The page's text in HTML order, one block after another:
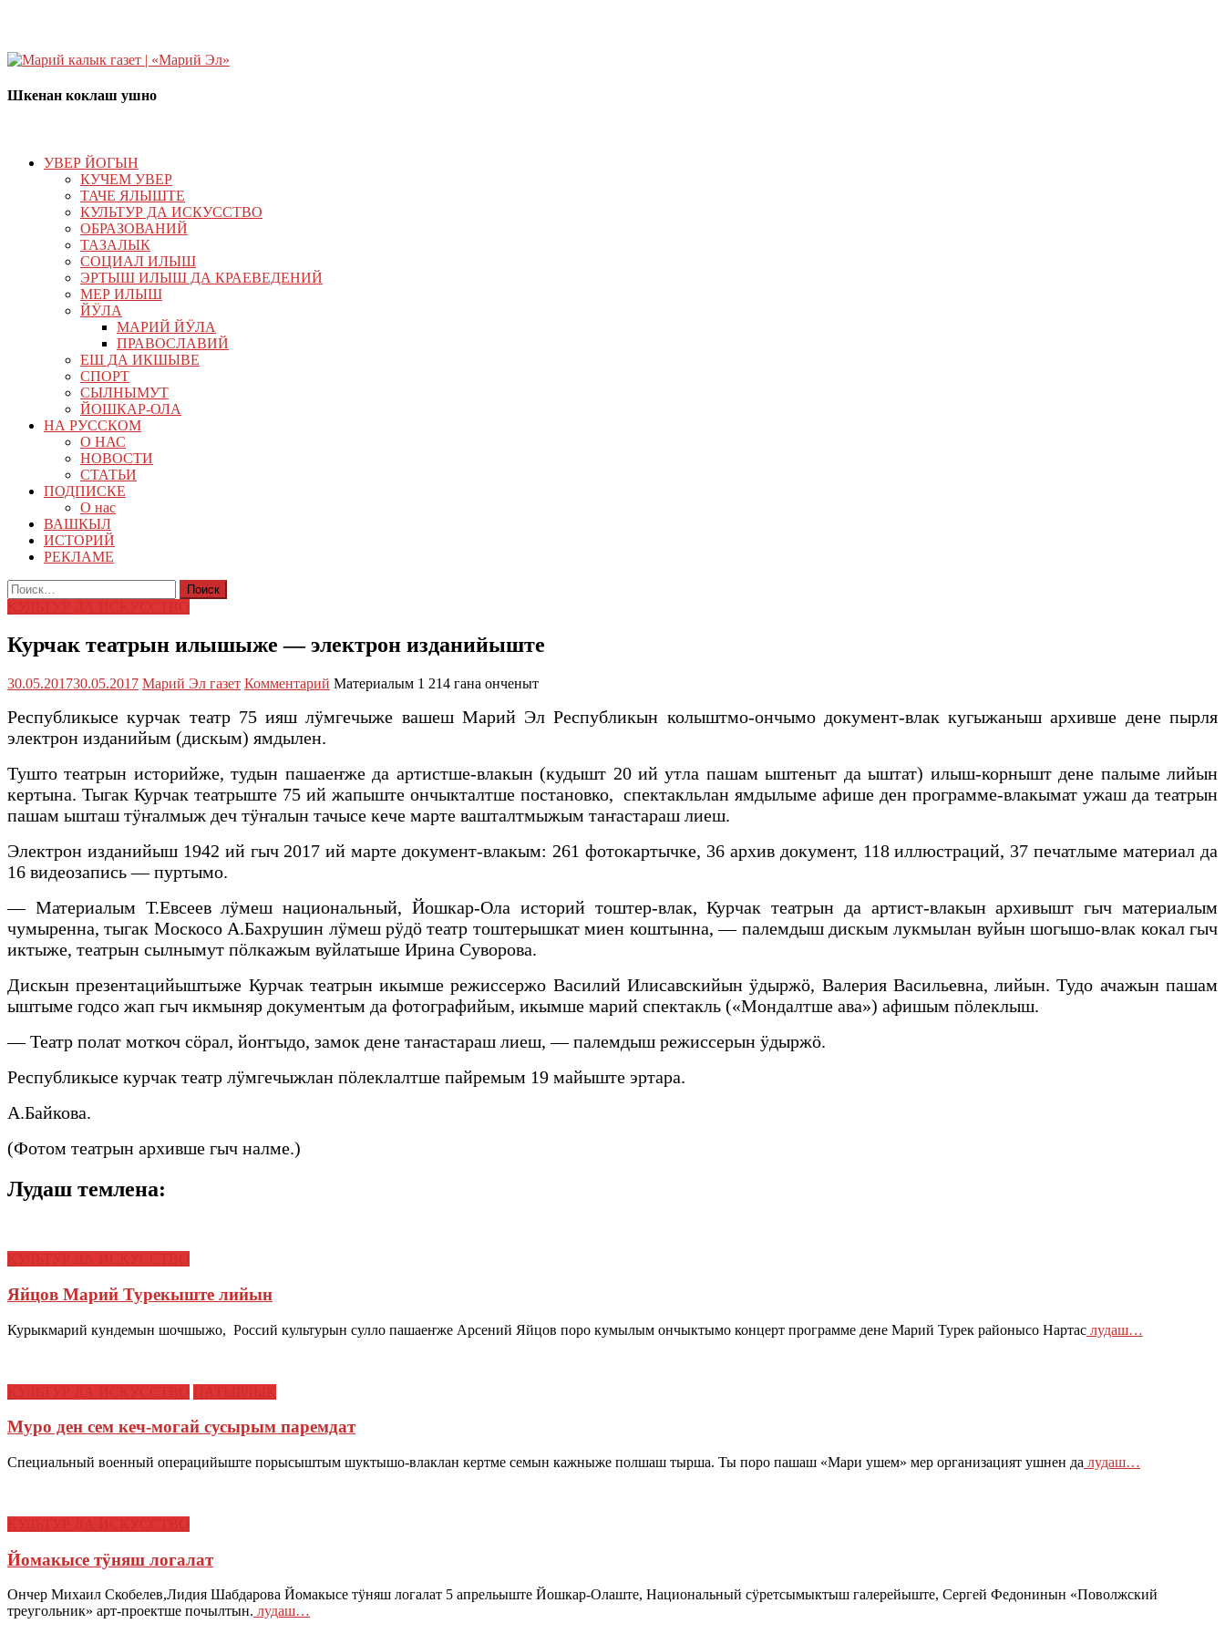
Шкенан коклаш ушно
УВЕР ЙОГЫН
КУЧЕМ УВЕР
ТАЧЕ ЯЛЫШТЕ
КУЛЬТУР ДА ИСКУССТВО
ОБРАЗОВАНИЙ
ТАЗАЛЫК
СОЦИАЛ ИЛЫШ
ЭРТЫШ ИЛЫШ ДА КРАЕВЕДЕНИЙ
МЕР ИЛЫШ
ЙӰЛА
МАРИЙ ЙӰЛА
ПРАВОСЛАВИЙ
ЕШ ДА ИКШЫВЕ
СПОРТ
СЫЛНЫМУТ
ЙОШКАР-ОЛА
НА РУССКОМ
О НАС
НОВОСТИ
СТАТЬИ
ПОДПИСКЕ
О нас
ВАШКЫЛ
ИСТОРИЙ
РЕКЛАМЕ
Найти:
Курчак театрын илышыже — электрон изданийыште
30.05.201730.05.2017 Марий Эл газет Комментарий Материалым 1 214 гана онченыт
Республикысе курчак театр 75 ияш лӱмгечыже вашеш Марий Эл Республикын колыштмо-ончымо документ-влак кугыжаныш архивше дене пырля
электрон изданийым (дискым) ямдылен.
Тушто театрын историйже, тудын пашаеҥже да артистше-влакын (кудышт 20 ий утла пашам ыштеныт да ыштат) илыш-корнышт дене палыме лийын
кертына. Тыгак Курчак театрыште 75 ий жапыште ончыкталтше постановко, спектакльлан ямдылыме афише ден программе-влакымат ужаш да театрын
пашам ышташ тӱҥалмыж деч тӱҥалын тачысе кече марте вашталтмыжым таҥастараш лиеш.
Электрон изданийыш 1942 ий гыч 2017 ий марте документ-влакым: 261 фотокартычке, 36 архив документ, 118 иллюстраций, 37 печатлыме материал да
16 видеозапись — пуртымо.
— Материалым Т.Евсеев лӱмеш национальный, Йошкар-Ола историй тоштер-влак, Курчак театрын да артист-влакын архивышт гыч материалым
чумыренна, тыгак Москосо А.Бахрушин лӱмеш рӱдӧ театр тоштерышкат миен коштынна, — палемдыш дискым лукмылан вуйын шогышо-влак кокал гыч
иктыже, театрын сылнымут пӧлкажым вуйлатыше Ирина Суворова.
Дискын презентацийыштыже Курчак театрын икымше режиссержо Василий Илисавскийын ӱдыржӧ, Валерия Васильевна, лийын. Тудо ачажын пашам
ыштыме годсо жап гыч икмыняр документым да фотографийым, икымше марий спектакль («Мондалтше ава») афишым пӧлеклыш.
— Театр полат моткоч сӧрал, йоҥгыдо, замок дене таҥастараш лиеш, — палемдыш режиссерын ӱдыржӧ.
Республикысе курчак театр лӱмгечыжлан пӧлеклалтше пайремым 19 майыште эртара.
А.Байкова.
(Фотом театрын архивше гыч налме.)
Лудаш темлена:
Яйцов Марий Турекыште лийын
Курыкмарий кундемын шочшыжо, Россий культурын сулло пашаеҥже Арсений Яйцов поро кумылым ончыктымо концерт программе дене Марий Турек районысо Нартас лудаш…
Муро ден сем кеч-могай сусырым паремдат
Специальный военный операцийыште порысыштым шуктышо-влаклан кертме семын кажныже полшаш тырша. Ты поро пашаш «Мари ушем» мер организацият ушнен да лудаш…
Йомакысе тӱняш логалат
Ончер Михаил Скобелев,Лидия Шабдарова Йомакысе тӱняш логалат 5 апрельыште Йошкар-Олаште, Национальный сӱретсымыктыш галерейыште, Сергей Федонинын «Поволжский
треугольник» арт-проектше почылтын. лудаш…